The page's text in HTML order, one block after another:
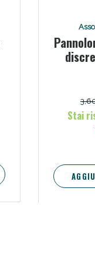
Stai